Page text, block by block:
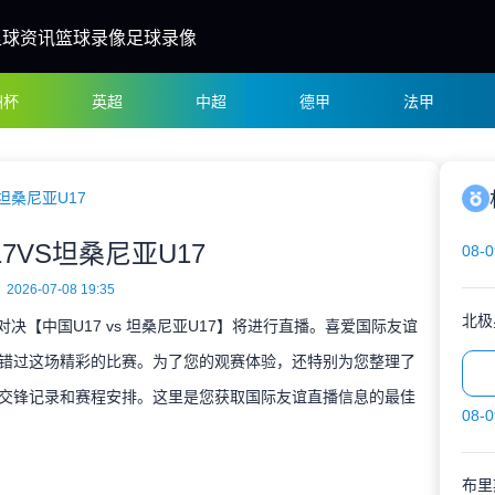
资讯篮球录像足球录像
杯 英超 中超 德甲 法甲
桑尼亚U17
坦桑尼亚U17
2026-07-08 19:35
决【中国U17 vs 坦桑尼亚U17】将进行直播。喜爱国际友谊
过这场精彩的比赛。为了您的观赛体验，还特别为您整理了
锋记录和赛程安排。这里是您获取国际友谊直播信息的最佳
08-
北
08-
布